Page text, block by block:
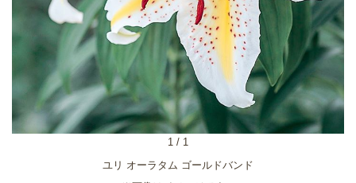
ユリ オーラタム ゴールドバンド
1 / 1